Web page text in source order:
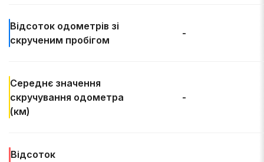
Відсоток одометрів зі
скрученим пробігом
-
Середнє значення
скручування одометра
(км)
-
Відсоток